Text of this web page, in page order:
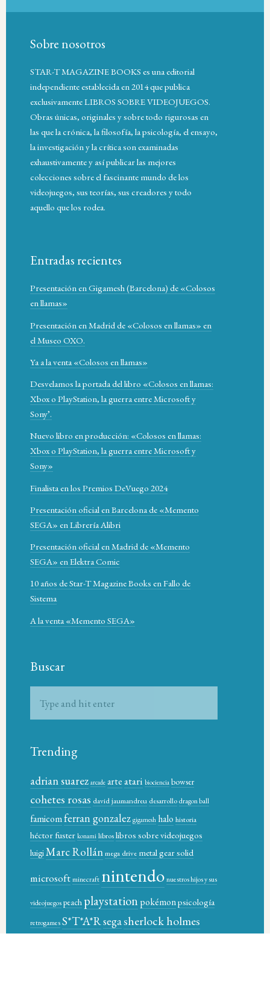
Sobre nosotros
STAR-T MAGAZINE BOOKS es una editorial
independiente establecida en 2014 que publica
exclusivamente LIBROS SOBRE VIDEOJUEGOS.
Obras únicas, originales y sobre todo rigurosas en
las que la crónica, la filosofía, la psicología, el ensayo,
la investigación y la crítica son examinadas
exhaustivamente y así publicar las mejores
colecciones sobre el fascinante mundo de los
videojuegos, sus teorías, sus creadores y todo
aquello que los rodea.
Entradas recientes
Presentación en Gigamesh (Barcelona) de «Colosos
en llamas»
Presentación en Madrid de «Colosos en llamas» en
el Museo OXO.
Ya a la venta «Colosos en llamas»
Desvelamos la portada del libro «Colosos en llamas:
Xbox o PlayStation, la guerra entre Microsoft y
Sony’.
Nuevo libro en producción: «Colosos en llamas:
Xbox o PlayStation, la guerra entre Microsoft y
Sony»
Finalista en los Premios DeVuego 2024
Presentación oficial en Barcelona de «Memento
SEGA» en Librería Alibri
Presentación oficial en Madrid de «Memento
SEGA» en Elektra Comic
10 años de Star-T Magazine Books en Fallo de
Sistema
A la venta «Memento SEGA»
Buscar
Trending
adrian suarez arcade arteatari biociencia bowser
cohetes rosas david jaumandreu desarrollodragon ball
famicomferran gonzalez gigamesh halo historia
héctor fuster konami libroslibros sobre videojuegos
luigiMarc Rollánmega drive metal gear solid
microsoftminecraft nintendonuestros hijos y sus
videojuegospeach playstationpokémonpsicología
retrogamesS*T*A*Rsegasherlock holmes